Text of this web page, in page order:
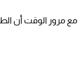
مرور الوقت أن